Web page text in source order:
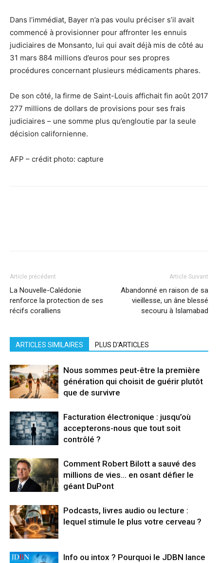
Dans l’immédiat, Bayer n’a pas voulu préciser s’il avait
commencé à provisionner pour affronter les ennuis
judiciaires de Monsanto, lui qui avait déjà mis de côté au
31 mars 884 millions d’euros pour ses propres
procédures concernant plusieurs médicaments phares.
De son côté, la firme de Saint-Louis affichait fin août 2017
277 millions de dollars de provisions pour ses frais
judiciaires – une somme plus qu’engloutie par la seule
décision californienne.
AFP – crédit photo: capture
Article précédent
La Nouvelle-Calédonie
renforce la protection de ses
récifs coralliens
Article Suivant
Abandonné en raison de sa
vieillesse, un âne blessé
secouru à Islamabad
ARTICLES SIMILAIRES PLUS D'ARTICLES
Nous sommes peut-être la première
génération qui choisit de guérir plutôt
que de survivre
Facturation électronique : jusqu’où
accepterons-nous que tout soit
contrôlé ?
Comment Robert Bilott a sauvé des
millions de vies… en osant défier le
géant DuPont
Podcasts, livres audio ou lecture :
lequel stimule le plus votre cerveau ?
Info ou intox ? Pourquoi le JDBN lance